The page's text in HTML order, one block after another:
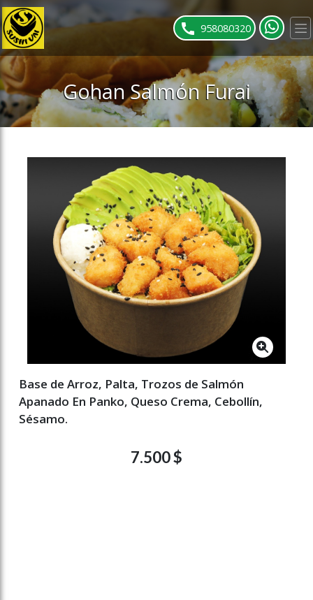
slideout menu. 958080320
Gohan Salmón Furai
Base de Arroz, Palta, Trozos de Salmón
Apanado En Panko, Queso Crema, Cebollín,
Sésamo.
7.500 $